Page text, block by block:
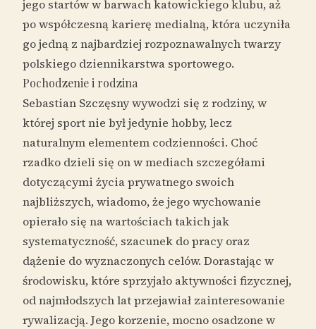
jego startów w barwach katowickiego klubu, aż
po współczesną karierę medialną, która uczyniła
go jedną z najbardziej rozpoznawalnych twarzy
polskiego dziennikarstwa sportowego.
Pochodzenie i rodzina
Sebastian Szczęsny wywodzi się z rodziny, w
której sport nie był jedynie hobby, lecz
naturalnym elementem codzienności. Choć
rzadko dzieli się on w mediach szczegółami
dotyczącymi życia prywatnego swoich
najbliższych, wiadomo, że jego wychowanie
opierało się na wartościach takich jak
systematyczność, szacunek do pracy oraz
dążenie do wyznaczonych celów. Dorastając w
środowisku, które sprzyjało aktywności fizycznej,
od najmłodszych lat przejawiał zainteresowanie
rywalizacją. Jego korzenie, mocno osadzone w